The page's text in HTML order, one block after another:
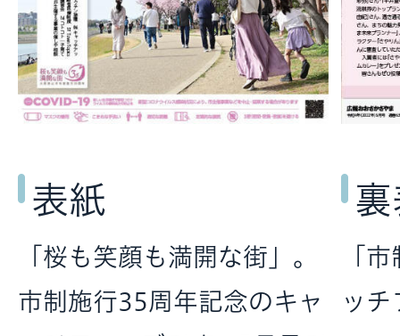
表紙
「桜も笑顔も満開な街」。
市制施行35周年記念のキャ
「
ッチ